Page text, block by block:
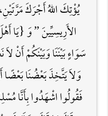
يُؤْتِكَ اللَّهُ أَجْرَكَ
الأَرِيسِيِّينَ ” وَ {يَا
سَوَاءٍ بَيْنَنَا وَبَيْنَكُمْ أَنْ لاَ
وَلاَ يَتَّخِذَ بَعْضُنَا بَعْضًا
فَقُولُوا اشْهَدُوا بِأَنَّا